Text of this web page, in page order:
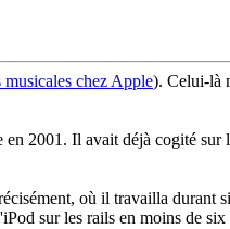
musicales chez Apple). Celui-là
2001. Il avait déjà cogité sur
où il travailla durant
sur les rails en moins de six